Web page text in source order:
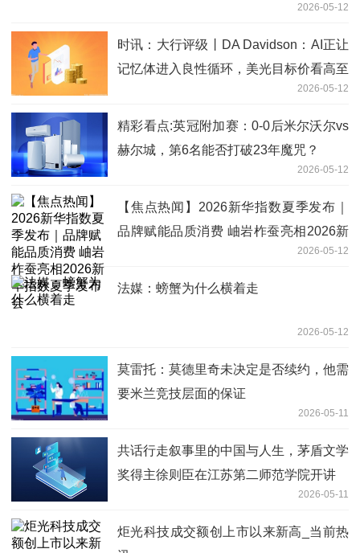
2026-05-12
时讯：大行评级丨DA Davidson：AI正让
记忆体进入良性循环，美光目标价看高至
2026-05-12
精彩看点:英冠附加赛：0-0后米尔沃尔vs
赫尔城，第6名能否打破23年魔咒？
2026-05-12
【焦点热闻】2026新华指数夏季发布｜
品牌赋能品质消费 岫岩柞蚕亮相2026新
2026-05-12
法媒：螃蟹为什么横着走
2026-05-12
莫雷托：莫德里奇未决定是否续约，他需
要米兰竞技层面的保证
2026-05-11
共话行走叙事里的中国与人生，茅盾文学
奖得主徐则臣在江苏第二师范学院开讲
2026-05-11
炬光科技成交额创上市以来新高_当前热